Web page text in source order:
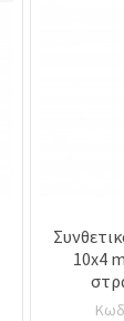
10x4